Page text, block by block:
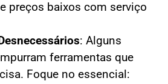
preços baixos com serviço
: Alguns
ferramentas que
Foque no essencial: